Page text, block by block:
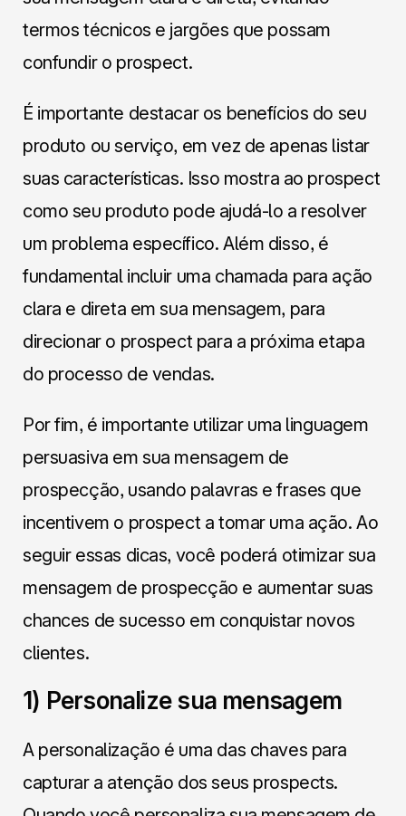
termos técnicos e jargões que possam
confundir o prospect.
É importante destacar os benefícios do seu
produto ou serviço, em vez de apenas listar
suas características. Isso mostra ao prospect
como seu produto pode ajudá-lo a resolver
um problema específico. Além disso, é
fundamental incluir uma chamada para ação
clara e direta em sua mensagem, para
direcionar o prospect para a próxima etapa
do processo de vendas.
Por fim, é importante utilizar uma linguagem
persuasiva em sua mensagem de
prospecção, usando palavras e frases que
incentivem o prospect a tomar uma ação. Ao
seguir essas dicas, você poderá otimizar sua
mensagem de prospecção e aumentar suas
chances de sucesso em conquistar novos
clientes.
1) Personalize sua mensagem
A personalização é uma das chaves para
capturar a atenção dos seus prospects.